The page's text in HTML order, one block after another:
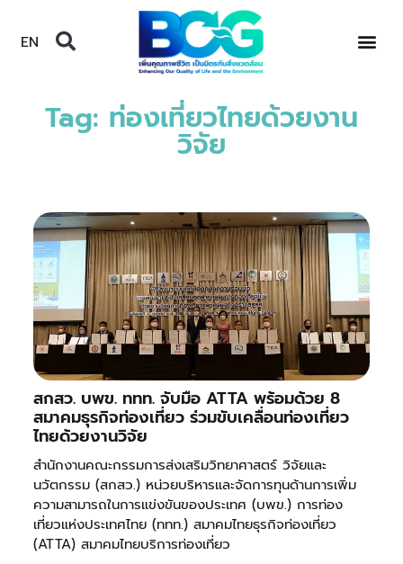
EN
Tag: ท่องเที่ยวไทยด้วยงาน
วิจัย
สกสว. บพข. ททท. จับมือ ATTA พร้อมด้วย 8
สมาคมธุรกิจท่องเที่ยว ร่วมขับเคลื่อนท่องเที่ยว
ไทยด้วยงานวิจัย
สำนักงานคณะกรรมการส่งเสริมวิทยาศาสตร์ วิจัยและ
นวัตกรรม (สกสว.) หน่วยบริหารและจัดการทุนด้านการเพิ่ม
ความสามารถในการแข่งขันของประเทศ (บพข.) การท่อง
เที่ยวแห่งประเทศไทย (ททท.) สมาคมไทยธุรกิจท่องเที่ยว
(ATTA) สมาคมไทยบริการท่องเที่ยว